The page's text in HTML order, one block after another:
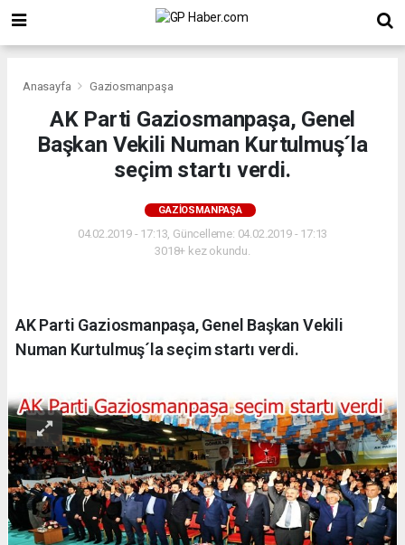
Anasayfa Gaziosmanpaşa
AK Parti Gaziosmanpaşa, Genel
Başkan Vekili Numan Kurtulmuş´la
seçim startı verdi.
GAZIOSMANPAŞA
04.02.2019 - 17:13, Güncelleme: 04.02.2019 - 17:13
3018+ kez okundu.
AK Parti Gaziosmanpaşa, Genel Başkan Vekili
Numan Kurtulmuş´la seçim startı verdi.